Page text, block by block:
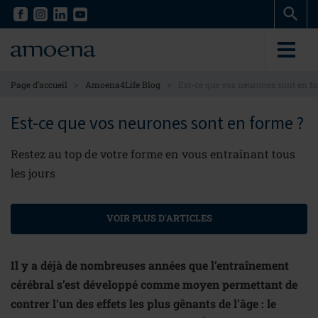
Skip
content
Skip
content
Page d’accueil > Amoena4Life Blog >
Est-ce que vos neurones sont en forme ?
Restez au top de votre forme en vous entraînant tous
les jours
VOIR PLUS D'ARTICLES
Il y a déjà de nombreuses années que l’entraînement
cérébral s’est développé comme moyen permettant de
contrer l’un des effets les plus gênants de l’âge : le